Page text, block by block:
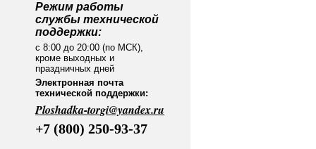
Режим работы
службы технической
поддержки:
с 8:00 до 20:00 (по МСК),
кроме выходных и
праздничных дней
Электронная почта
технической поддержки:
Ploshadka-torgi@yandex.ru
+7 (800) 250-93-37